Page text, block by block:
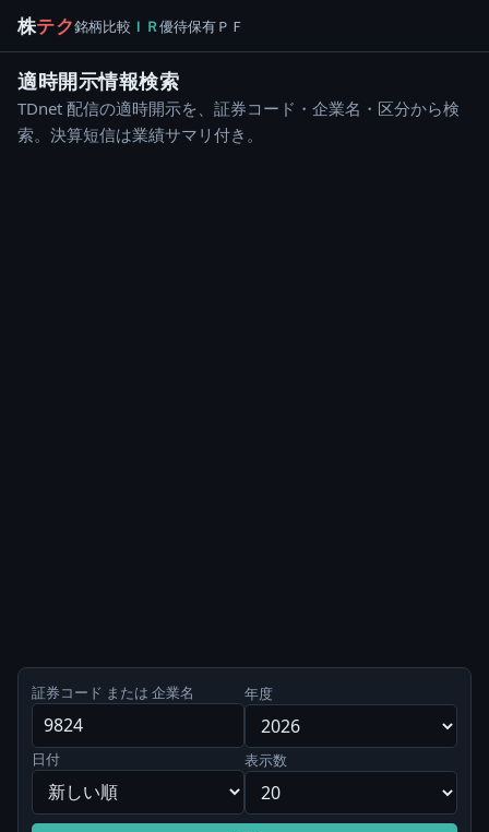
株テク銘柄比較 ＩＲ優待保有ＰＦ
適時開示情報検索
TDnet 配信の適時開示を、証券コード・企業名・区分から検
索。決算短信は業績サマリ付き。
証券コード または 企業名 年度
日付 表示数